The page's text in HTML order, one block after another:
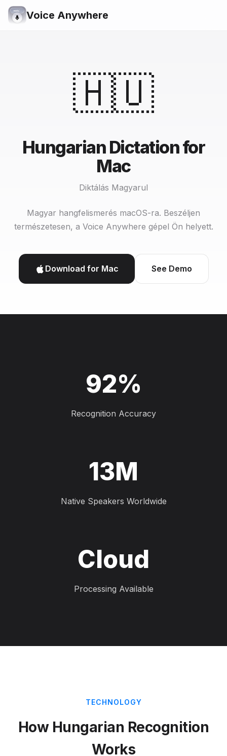
Voice Anywhere
🇭🇺
Hungarian Dictation for
Mac
Diktálás Magyarul
Magyar hangfelismerés macOS-ra. Beszéljen
természetesen, a Voice Anywhere gépel Ön helyett.
Download for Mac See Demo
92%
Recognition Accuracy
13M
Native Speakers Worldwide
Cloud
Processing Available
TECHNOLOGY
How Hungarian Recognition
Works